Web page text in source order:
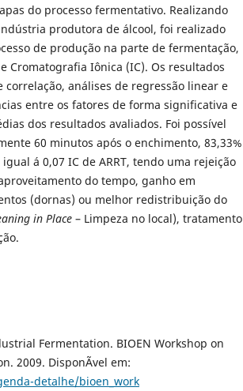
do processo fermentativo. Realizando
produtora de álcool, foi realizado
de produção na parte de fermentação,
Cromatografia Iônica (IC). Os resultados
análises de regressão linear e
entre os fatores de forma significativa e
dos resultados avaliados. Foi possível
60 minutos após o enchimento, 83,33%
á 0,07 IC de ARRT, tendo uma rejeição
do tempo, ganho em
(dornas) ou melhor redistribuição do
in Place – Limpeza no local), tratamento
Fermentation. BIOEN Workshop on
2009. DisponÃ­vel em:
detalhe/bioen_work